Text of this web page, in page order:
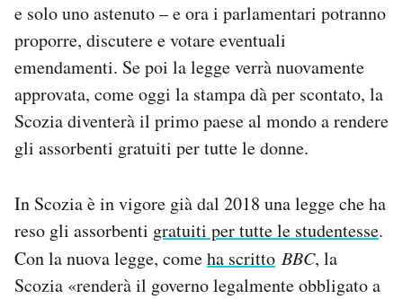
Area Personale
Newsletter
Hai bisogno di aiuto?
Esci
e solo uno astenuto – e ora i parlamentari potranno
proporre, discutere e votare eventuali
emendamenti. Se poi la legge verrà nuovamente
approvata, come oggi la stampa dà per scontato, la
Scozia diventerà il primo paese al mondo a rendere
gli assorbenti gratuiti per tutte le donne.
In Scozia è in vigore già dal 2018 una legge che ha
reso gli assorbenti gratuiti per tutte le studentesse.
Con la nuova legge, comeha scritto BBC, la
Scozia «renderà il governo legalmente obbligato a